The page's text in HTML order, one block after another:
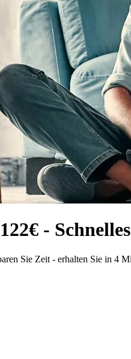
-
Sie Zeit - erhalten Sie in 4